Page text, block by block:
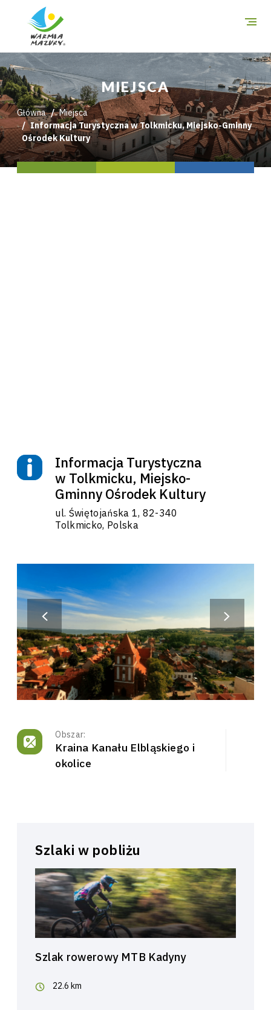
O szlakach
Miejsca
Trasy
i wycieczki
Mapa
MIEJSCA
Główna
Miejsca
Informacja Turystyczna w Tolkmicku, Miejsko-Gminny
Ośrodek Kultury
Informacja Turystyczna
w Tolkmicku, Miejsko-
Gminny Ośrodek Kultury
ul. Świętojańska 1, 82-340
Tolkmicko, Polska
Obszar:
Kraina Kanału Elbląskiego i
okolice
Szlaki w pobliżu
Szlak rowerowy MTB Kadyny
22.6 km